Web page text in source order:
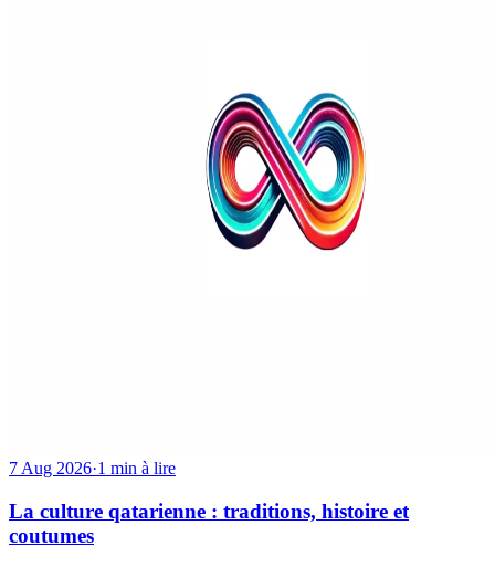
7 Aug 2026·1 min à lire
La culture qatarienne : traditions, histoire et
coutumes